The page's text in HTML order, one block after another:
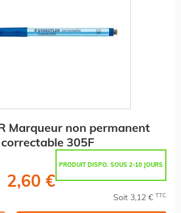
Marqueur non permanent
305F
PRODUIT DISPO. SOUS 2-10 JOURS
2,60 €
Soit 3,12 € TTC